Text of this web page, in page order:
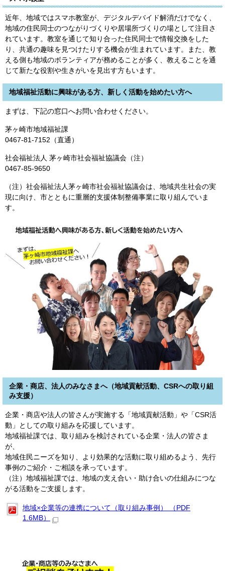
近年、地域ではスマホ教室が、デジタルデバイド解消だけでなく、
地域の住民同士のつながりづくりや居場所づくりの場として注目さ
れています。教室を通じて知り合った住民同士で情報交換をした
り、共通の趣味を見つけたりする機会が生まれています。また、教
える側も地域のボランティアが務めることが多く、教えることを通
じて新たな役割や生きがいを見出す方もいます。
地域福祉活動に興味がある方、新しく活動を始めたい方へ
まずは、下記の窓口へお問い合わせください。
茅ヶ崎市地域福祉課
0467-81-7152（直通）
社会福祉法人 茅ヶ崎市社会福祉協議会（注）
0467-85-9650
（注）社会福祉法人茅ヶ崎市社会福祉協議会は、地域共生社会の実
現に向け、市とともに重層的支援体制整備事業に取り組んでいま
す。
企業・商店、法人のみなさまへ（地域貢献活動、CSRへの取り組
み支援）
企業・商店や法人の皆さんが実施する「地域貢献活動」や「CSR活
動」としての取り組みを応援しています。
地域福祉課では、取り組みを検討されている企業・法人の皆さま
が、
地域住民ニーズを知り、より効果的な活動に取り組めるよう、先行
事例のご紹介・ご相談を承っています。
（注）地域福祉課では、地域の支え合い・助け合いの仕組みにつな
がる活動をご支援します。
地域×企業等の連携について（取り組み事例） （PDF
1.6MB）